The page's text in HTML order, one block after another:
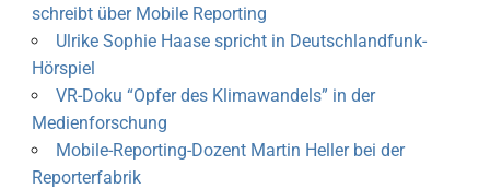
schreibt über Mobile Reporting
Ulrike Sophie Haase spricht in Deutschlandfunk-
Hörspiel
VR-Doku “Opfer des Klimawandels” in der
Medienforschung
Mobile-Reporting-Dozent Martin Heller bei der
Reporterfabrik